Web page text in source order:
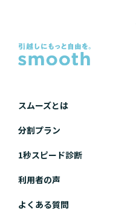
スムーズとは
分割プラン
1秒スピード診断
利用者の声
よくある質問